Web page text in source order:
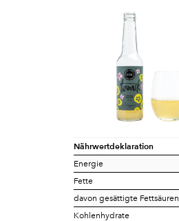
Nährwertdeklaration
Energie
Fette
davon gesättigte Fettsäuren
Kohlenhydrate